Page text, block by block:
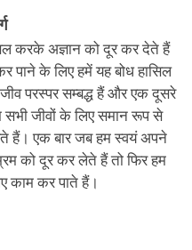
करके अज्ञान को दूर कर देते हैं
पाने के लिए हमें यह बोध हासिल
परस्पर सम्बद्ध हैं और एक दूसरे
सभी जीवों के लिए समान रूप से
हैं। एक बार जब हम स्वयं अपने
को दूर कर लेते हैं तो फिर हम
काम कर पाते हैं।